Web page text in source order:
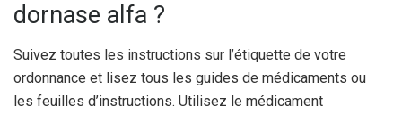
dornase alfa ?
Suivez toutes les instructions sur l’étiquette de votre
ordonnance et lisez tous les guides de médicaments ou
les feuilles d’instructions. Utilisez le médicament